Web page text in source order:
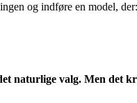
og indføre en model, der:
naturlige valg. Men